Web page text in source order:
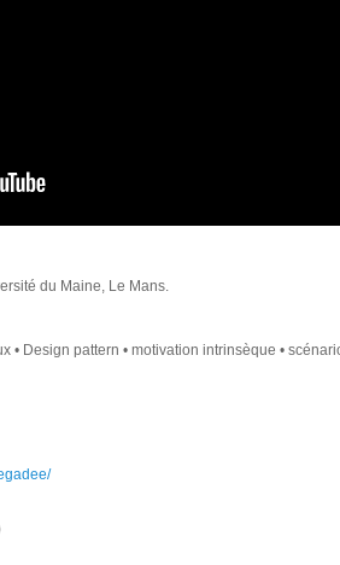
du Maine, Le Mans.
• Design pattern • motivation intrinsèque •